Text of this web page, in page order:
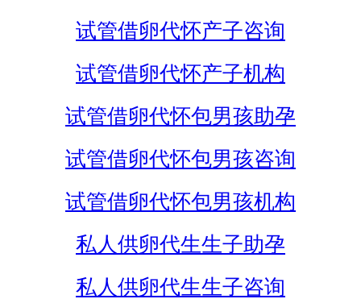
试管借卵代怀产子咨询
试管借卵代怀产子机构
试管借卵代怀包男孩助孕
试管借卵代怀包男孩咨询
试管借卵代怀包男孩机构
私人供卵代生生子助孕
私人供卵代生生子咨询